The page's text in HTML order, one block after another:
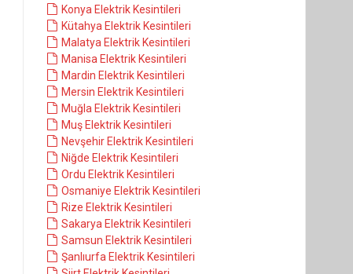
Konya Elektrik Kesintileri
Kütahya Elektrik Kesintileri
Malatya Elektrik Kesintileri
Manisa Elektrik Kesintileri
Mardin Elektrik Kesintileri
Mersin Elektrik Kesintileri
Muğla Elektrik Kesintileri
Muş Elektrik Kesintileri
Nevşehir Elektrik Kesintileri
Niğde Elektrik Kesintileri
Ordu Elektrik Kesintileri
Osmaniye Elektrik Kesintileri
Rize Elektrik Kesintileri
Sakarya Elektrik Kesintileri
Samsun Elektrik Kesintileri
Şanlıurfa Elektrik Kesintileri